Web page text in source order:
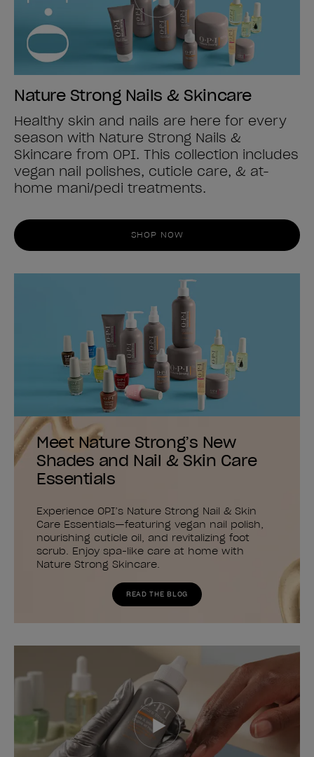
Nature Strong Nails & Skincare
Healthy skin and nails are here for every
season with Nature Strong Nails &
Skincare from OPI. This collection includes
vegan nail polishes, cuticle care, & at-
home mani/pedi treatments.
SHOP NOW
Meet Nature Strong’s New
Shades and Nail & Skin Care
Essentials
Experience OPI’s Nature Strong Nail & Skin
Care Essentials—featuring vegan nail polish,
nourishing cuticle oil, and revitalizing foot
scrub. Enjoy spa-like care at home with
Nature Strong Skincare.
READ THE BLOG